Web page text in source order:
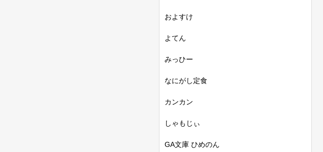
およすけ
よてん
みっひー
なにがし定食
カンカン
しゃもじぃ
GA文庫 ひめのん